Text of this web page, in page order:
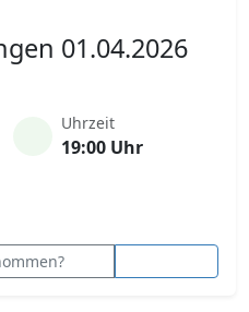
01.04.2026
Uhrzeit
19:00 Uhr